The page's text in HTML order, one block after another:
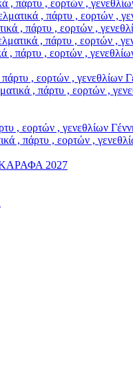
πάρτυ , εορτών ,
, πάρτυ , εορτών ,
, πάρτυ , εορτών ,
, πάρτυ , εορτών ,
πάρτυ , εορτών ,
, εορτών , γενεθλίων
, πάρτυ , εορτών ,
, εορτών , γενεθλίων
, πάρτυ , εορτών ,
2027